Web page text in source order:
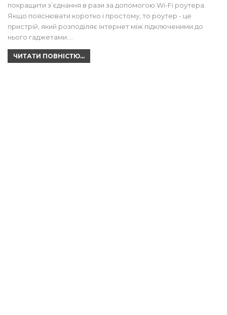
покращити з’єднання в рази за допомогою Wi-Fi роутера.
Якщо пояснювати коротко і простому, то роутер - це
пристрій, який розподіляє інтернет між підключеними до
нього гаджетами.…
ЧИТАТИ ПОВНІСТЮ...